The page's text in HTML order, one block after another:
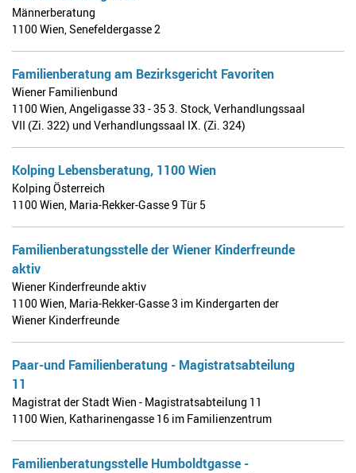
Männerberatung
1100 Wien,Senefeldergasse 2
Familienberatung am Bezirksgericht Favoriten
Wiener Familienbund
1100 Wien,Angeligasse 33 - 35 3. Stock, Verhandlungssaal
VII (Zi. 322) und Verhandlungssaal IX. (Zi. 324)
Kolping Lebensberatung, 1100 Wien
Kolping Österreich
1100 Wien, Maria-Rekker-Gasse 9 Tür 5
Familienberatungsstelle der Wiener Kinderfreunde
aktiv
Wiener Kinderfreunde aktiv
1100 Wien, Maria-Rekker-Gasse 3 im Kindergarten der
Wiener Kinderfreunde
Paar-und Familienberatung - Magistratsabteilung
11
Magistrat der Stadt Wien - Magistratsabteilung 11
1100 Wien, Katharinengasse 16 im Familienzentrum
Familienberatungsstelle Humboldtgasse -